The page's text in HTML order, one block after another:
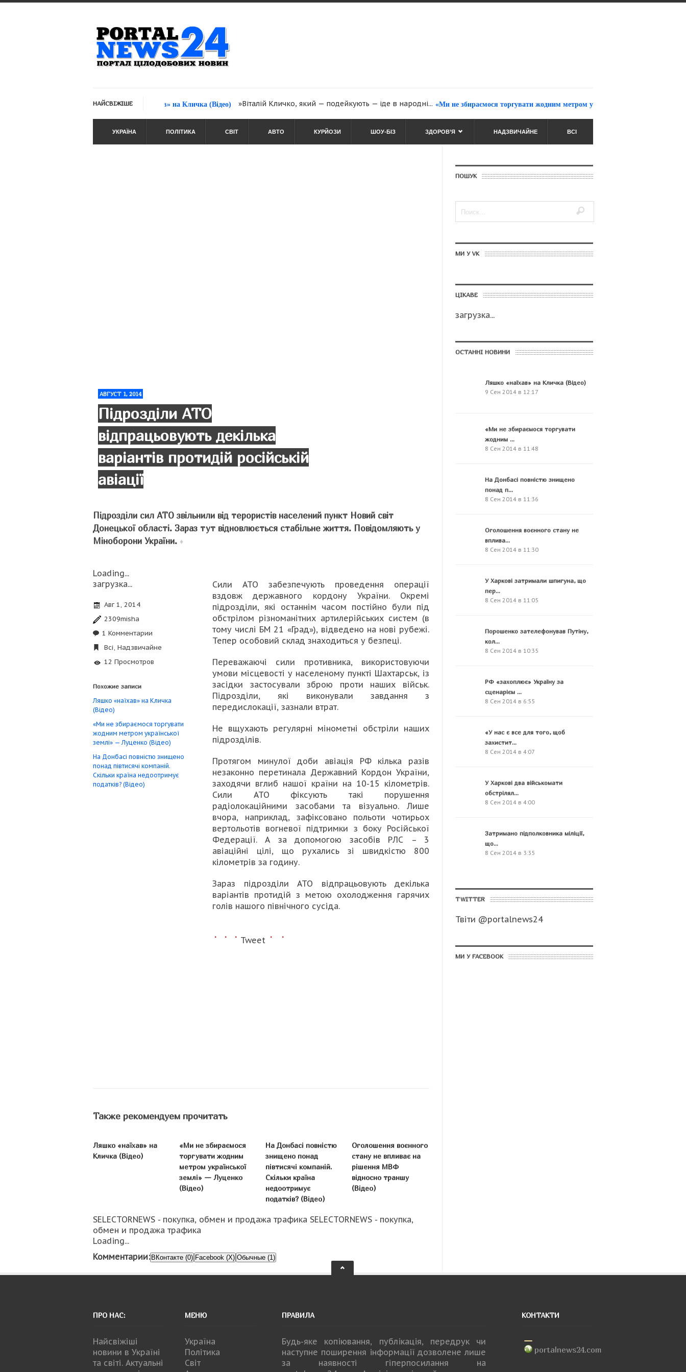
НАЙСВІЖІШЕ
Ляшко «наїхав» на Кличка (Відео) »Віталій Кличко, який — подейкують — іде в народні... «Ми не збираємося торгувати жодним метром української землі» — Луценко
УКРАЇНА ПОЛІТИКА СВІТ АВТО КУРЙОЗИ ШОУ-БІЗ ЗДОРОВ’Я НАДЗВИЧАЙНЕ ВСІ
АВГУСТ 1, 2014
Підрозділи АТО
відпрацьовують декілька
варіантів протидій російській
авіації
Підрозділи сил АТО звільнили від терористів населений пункт Новий світ
Донецької області. Зараз тут відновлюється стабільне життя. Повідомляють у
Міноборони України. ♦
Loading...
загрузка...
Авг 1, 2014
2309misha
1 Комментарии
Всі, Надзвичайне
12 Просмотров
Похожие записи
Ляшко «наїхав» на Кличка
(Відео)
«Ми не збираємося торгувати
жодним метром української
землі» — Луценко (Відео)
На Донбасі повністю знищено
понад півтисячі компаній.
Скільки країна недоотримує
податків? (Відео)
Сили АТО забезпечують проведення операції
вздовж державного кордону України. Окремі
підрозділи, які останнім часом постійно були під
обстрілом різноманітних артилерійських систем (в
тому числі БМ 21 «Град»), відведено на нові рубежі.
Тепер особовий склад знаходиться у безпеці.
Переважаючі сили противника, використовуючи
умови місцевості у населеному пункті Шахтарськ, із
засідки застосували зброю проти наших військ.
Підрозділи, які виконували завдання з
передислокації, зазнали втрат.
Не вщухають регулярні мінометні обстріли наших
підрозділів.
Протягом минулої доби авіація РФ кілька разів
незаконно перетинала Державний Кордон України,
заходячи вглиб нашої країни на 10-15 кілометрів.
Сили АТО фіксують такі порушення
радіолокаційними засобами та візуально. Лише
вчора, наприклад, зафіксовано польоти чотирьох
вертольотів вогневої підтримки з боку Російської
Федерації. А за допомогою засобів РЛС – 3
авіаційні цілі, що рухались зі швидкістю 800
кілометрів за годину.
Зараз підрозділи АТО відпрацьовують декілька
варіантів протидій з метою охолодження гарячих
голів нашого північного сусіда.
Tweet
Также рекомендуем прочитать
Ляшко «наїхав» на
Кличка (Відео)
«Ми не збираємося
торгувати жодним
метром української
землі» — Луценко
(Відео)
На Донбасі повністю
знищено понад
півтисячі компаній.
Скільки країна
недоотримує
податків? (Відео)
Оголошення воєнного
стану не впливає на
рішення МВФ
відносно траншу
(Відео)
SELECTORNEWS - покупка, обмен и продажа трафика SELECTORNEWS - покупка,
обмен и продажа трафика
Loading...
Комментарии: ВКонтакте (0) Facebook (X) Обычные (1)
ПОШУК
МИ У VK
ЦІКАВЕ
загрузка...
ОСТАННІ НОВИНИ
Ляшко «наїхав» на Кличка (Відео)
9 Сен 2014 в 12:17
«Ми не збираємося торгувати
жодним ...
8 Сен 2014 в 11:48
На Донбасі повністю знищено
понад п...
8 Сен 2014 в 11:36
Оголошення воєнного стану не
вплива...
8 Сен 2014 в 11:30
У Харкові затримали шпигуна, що
пер...
8 Сен 2014 в 11:05
Порошенко зателефонував Путіну,
кол...
8 Сен 2014 в 10:35
РФ «захоплює» Україну за
сценарієм ...
8 Сен 2014 в 6:55
«У нас є все для того, щоб
захистит...
8 Сен 2014 в 4:07
У Харкові два військомати
обстрілял...
8 Сен 2014 в 4:00
Затримано підполковника міліції,
що...
8 Сен 2014 в 3:35
TWITTER
Твіти @portalnews24
МИ У FACEBOOK
ПРО НАС:
Найсвіжіші
новини в Україні
та світі. Актуальні
МЕНЮ
Україна
Політика
Світ
ПРАВИЛА
Будь-яке копiювання, публiкацiя, передрук чи
наступне поширення iнформацiї дозволене лише
за наявності гіперпосилання на
КОНТАКТИ
portalnews24.com